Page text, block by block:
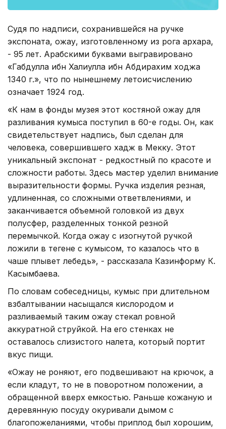
Судя по надписи, сохранившейся на ручке
экспоната, ожау, изготовленному из рога архара,
- 95 лет. Арабскими буквами выгравировано
«Габдулла ибн Халиулла ибн Абдирахим ходжа
1340 г.», что по нынешнему летоисчислению
означает 1924 год.
«К нам в фонды музея этот костяной ожау для
разливания кумыса поступил в 60-е годы. Он, как
свидетельствует надпись, был сделан для
человека, совершившего хадж в Мекку. Этот
уникальный экспонат - редкостный по красоте и
сложности работы. Здесь мастер уделил внимание
выразительности формы. Ручка изделия резная,
удлиненная, со сложными ответвлениями, и
заканчивается объемной головкой из двух
полусфер, разделенных тонкой резной
перемычкой. Когда ожау с изогнутой ручкой
ложили в тегене с кумысом, то казалось что в
чаше плывет лебедь», - рассказала Казинформу К.
Касымбаева.
По словам собеседницы, кумыс при длительном
взбалтывании насыщался кислородом и
разливаемый таким ожау стекал ровной
аккуратной струйкой. На его стенках не
оставалось слизистого налета, который портит
вкус пищи.
«Ожау не роняют, его подвешивают на крючок, а
если кладут, то не в поворотном положении, а
обращенной вверх емкостью. Раньше кожаную и
деревянную посуду окуривали дымом с
благопожеланиями, чтобы приплод был хорошим,